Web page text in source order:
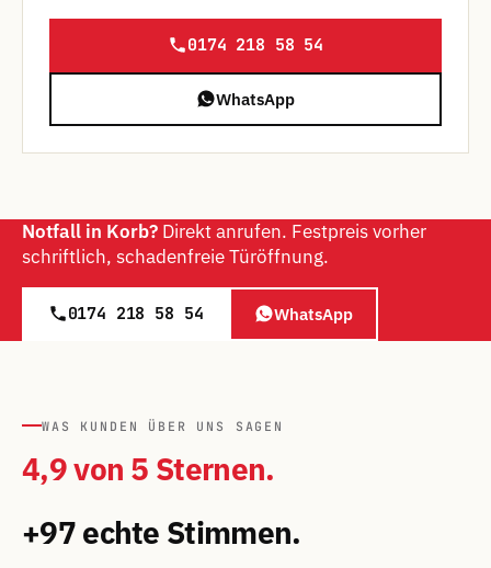
0174 218 58 54
WhatsApp
Notfall in Korb? Direkt anrufen. Festpreis vorher
schriftlich, schadenfreie Türöffnung.
0174 218 58 54 WhatsApp
WAS KUNDEN ÜBER UNS SAGEN
4,9 von 5 Sternen.
+97 echte Stimmen.